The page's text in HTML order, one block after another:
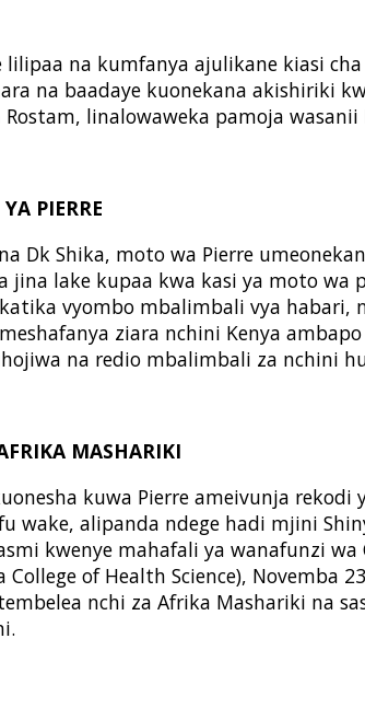
lilipaa na kumfanya ajulikane kiasi
na baadaye kuonekana akishiriki
linalowaweka pamoja wasanii
PIERRE
Dk Shika, moto wa Pierre
jina lake kupaa kwa kasi ya moto wa
vyombo mbalimbali vya habari,
ziara nchini Kenya
na redio mbalimbali za nchini
MASHARIKI
kuwa Pierre ameivunja rekodi
wake, alipanda ndege hadi mjini
kwenye mahafali ya wanafunzi wa
College of Health Science), Novemba
nchi za Afrika Mashariki na